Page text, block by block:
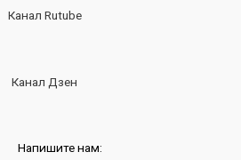
Канал Rutube
Канал Дзен
Напишите нам: